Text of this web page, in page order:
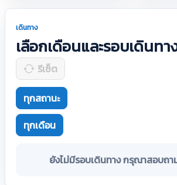
เดินทาง
เลือกเดือนและรอบเดินทา
รีเซ็ต
ทุกสถานะ
ทุกเดือน
ยังไม่มีรอบเดินทาง กรุณาสอบถา